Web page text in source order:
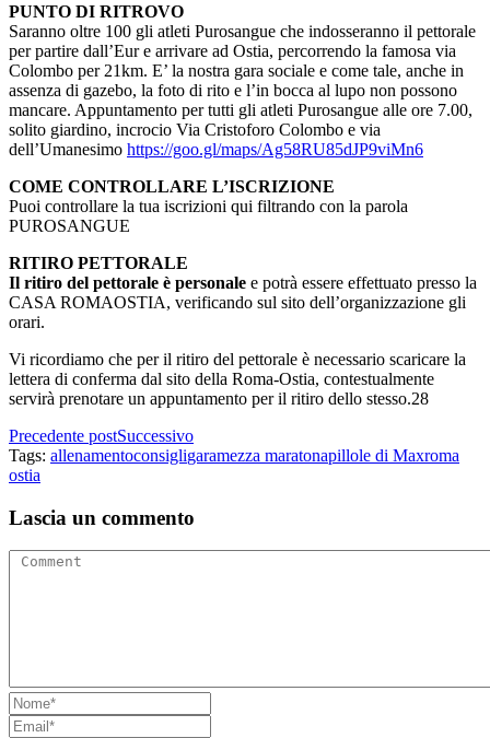
PUNTO DI RITROVO
Saranno oltre 100 gli atleti Purosangue che indosseranno il pettorale
per partire dall’Eur e arrivare ad Ostia, percorrendo la famosa via
Colombo per 21km. E’ la nostra gara sociale e come tale, anche in
assenza di gazebo, la foto di rito e l’in bocca al lupo non possono
mancare. Appuntamento per tutti gli atleti Purosangue alle ore 7.00,
solito giardino, incrocio Via Cristoforo Colombo e via
dell’Umanesimo https://goo.gl/maps/Ag58RU85dJP9viMn6
COME CONTROLLARE L’ISCRIZIONE
Puoi controllare la tua iscrizioni qui filtrando con la parola
PUROSANGUE
RITIRO PETTORALE
Il ritiro del pettorale è personale e potrà essere effettuato presso la
CASA ROMAOSTIA, verificando sul sito dell’organizzazione gli
orari.
Vi ricordiamo che per il ritiro del pettorale è necessario scaricare la
lettera di conferma dal sito della Roma-Ostia, contestualmente
servirà prenotare un appuntamento per il ritiro dello stesso.28
Precedente postSuccessivo
Tags: allenamentoconsigligaramezza maratonapillole di Maxroma
ostia
Lascia un commento